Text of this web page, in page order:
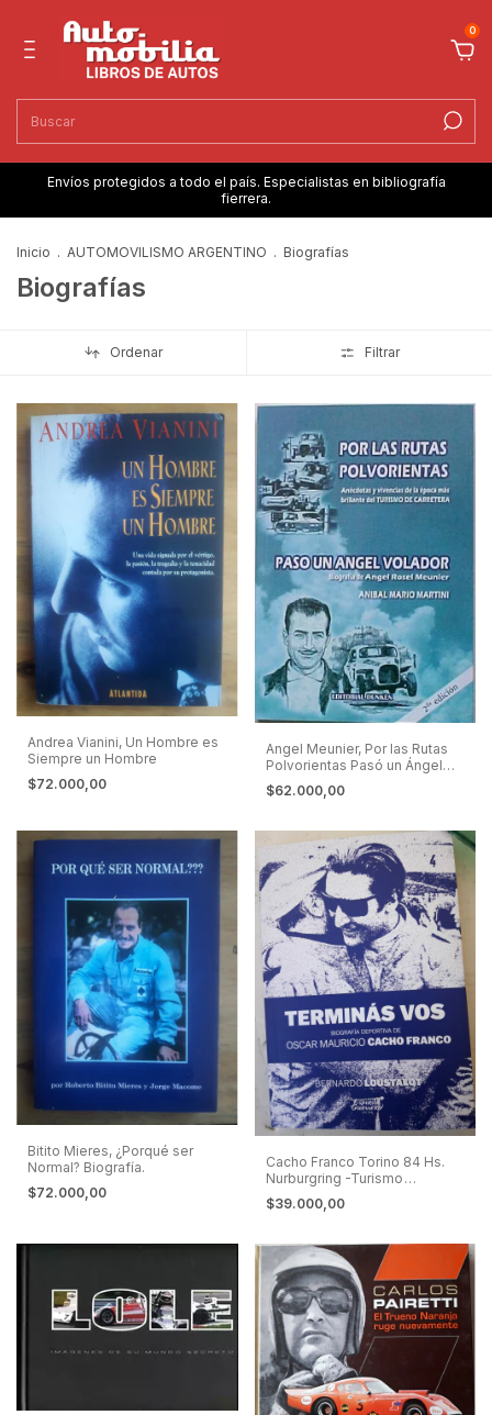
0
Envíos protegidos a todo el país. Especialistas en bibliografía
fierrera.
Inicio . AUTOMOVILISMO ARGENTINO . Biografías
Biografías
Ordenar Filtrar
Andrea Vianini, Un Hombre es
Siempre un Hombre
$72.000,00
Angel Meunier, Por las Rutas
Polvorientas Pasó un Ángel
Volador - Turismo de
Carretera
$62.000,00
Bitito Mieres, ¿Porqué ser
Normal? Biografía.
$72.000,00
Cacho Franco Torino 84 Hs.
Nurburgring -Turismo
Carretera
$39.000,00